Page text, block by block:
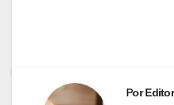
Por